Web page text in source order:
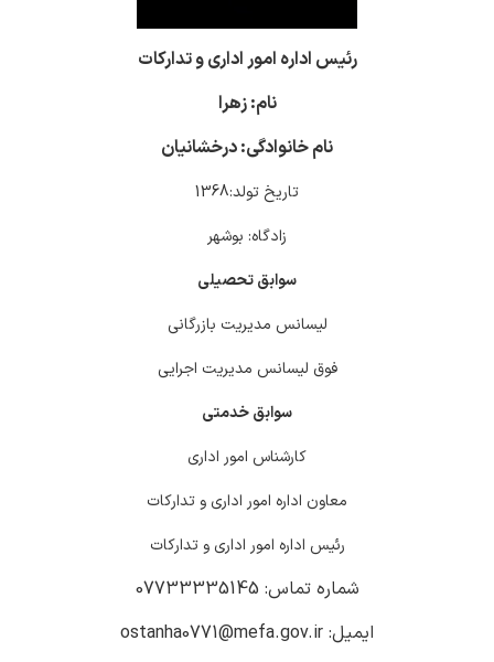
رئیس اداره امور اداری و تدارکات
نام: زهرا
نام خانوادگی: درخشانیان
تاریخ تولد:1368
زادگاه: بوشهر
سوابق تحصیلی
لیسانس مدیریت بازرگانی
فوق لیسانس مدیریت اجرایی
سوابق خدمتی
کارشناس امور اداری
معاون اداره امور اداری و تدارکات
رئیس اداره امور اداری و تدارکات
شماره تماس: 07733335145
ایمیل: ostanha0771@mefa.gov.ir